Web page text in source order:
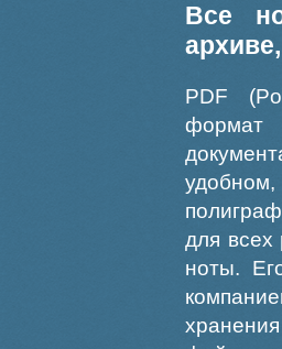
Все
PDF
формат
для всех
ноты.